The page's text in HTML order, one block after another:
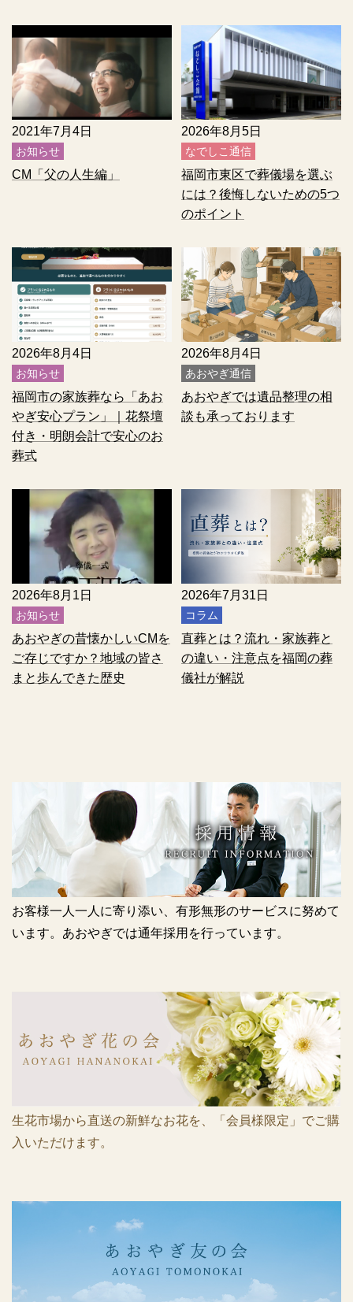
2021年7月4日
お知らせ
CM「父の人生編」
2026年8月5日
なでしこ通信
福岡市東区で葬儀場を選ぶ
には？後悔しないための5つ
のポイント
2026年8月4日
お知らせ
福岡市の家族葬なら「あお
やぎ安心プラン」｜花祭壇
付き・明朗会計で安心のお
葬式
2026年8月4日
あおやぎ通信
あおやぎでは遺品整理の相
談も承っております
2026年8月1日
お知らせ
あおやぎの昔懐かしいCMを
ご存じですか？地域の皆さ
まと歩んできた歴史
2026年7月31日
コラム
直葬とは？流れ・家族葬と
の違い・注意点を福岡の葬
儀社が解説
お客様一人一人に寄り添い、有形無形のサービスに努めて
います。あおやぎでは通年採用を行っています。
生花市場から直送の新鮮なお花を、
「会員様限定」でご購
入いただけます。